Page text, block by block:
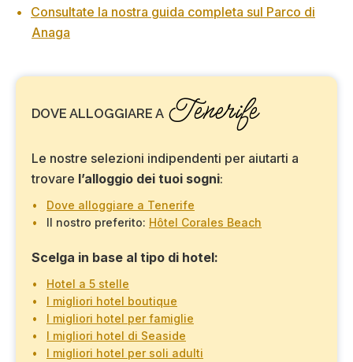
Consultate la nostra guida completa sul Parco di
Anaga
DOVE ALLOGGIARE A Tenerife
Le nostre selezioni indipendenti per aiutarti a
trovare l’alloggio dei tuoi sogni:
Dove alloggiare a Tenerife
Il nostro preferito: Hôtel Corales Beach
Scelga in base al tipo di hotel:
Hotel a 5 stelle
I migliori hotel boutique
I migliori hotel per famiglie
I migliori hotel di Seaside
I migliori hotel per soli adulti